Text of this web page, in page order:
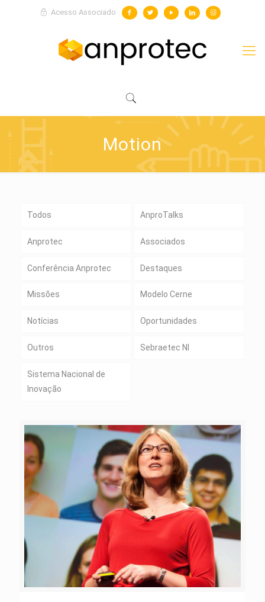
Acesso Associado
Motion
Todos AnproTalks
Anprotec Associados
Conferência Anprotec Destaques
Missões Modelo Cerne
Notícias Oportunidades
Outros Sebraetec NI
Sistema Nacional de
Inovação